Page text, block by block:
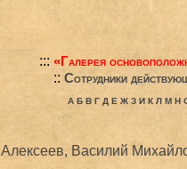
::: «Галерея
:: Сотрудники
А Б В Г Д Е Ж З И К Л М Н
Алексеев, Василий